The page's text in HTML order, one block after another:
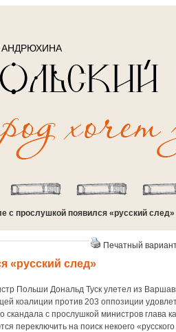
с прослушкой появился «русский след»
Печатный
«русский след»
Польши Дональд Туск улетел из
коалиции против 203 оппозиции
скандала с прослушкой министров глава
переключить на поиск некоего